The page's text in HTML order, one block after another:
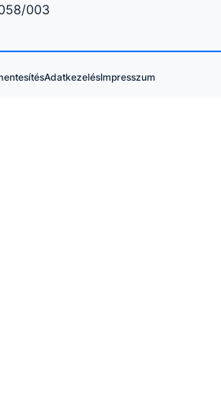
003
AdatkezelésImpresszum